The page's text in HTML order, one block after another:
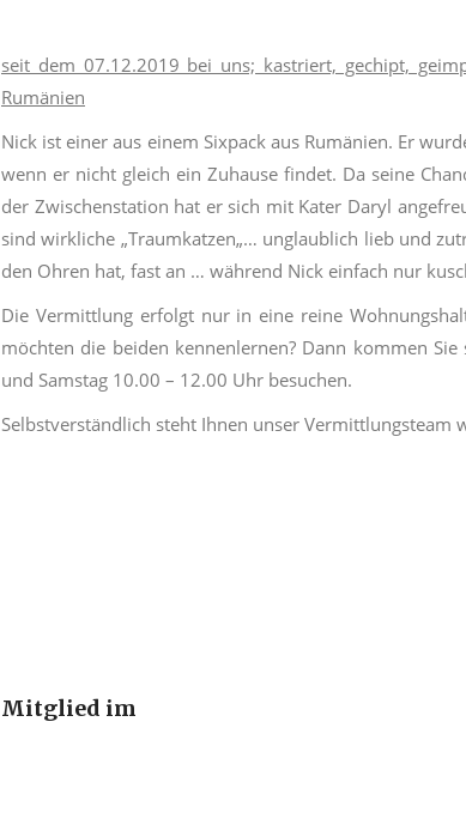
seit dem 07.12.2019 bei uns; kastriert, gechipt,
Rumänien
Nick ist einer aus einem Sixpack aus Rumänien. Er
wenn er nicht gleich ein Zuhause findet. Da seine
der Zwischenstation hat er sich mit Kater Daryl
sind wirkliche „Traumkatzen„… unglaublich lieb und
den Ohren hat, fast an … während Nick einfach nur
Die Vermittlung erfolgt nur in eine reine
möchten die beiden kennenlernen? Dann kommen
und Samstag 10.00 – 12.00 Uhr besuchen.
Selbstverständlich steht Ihnen unser
Mitglied im